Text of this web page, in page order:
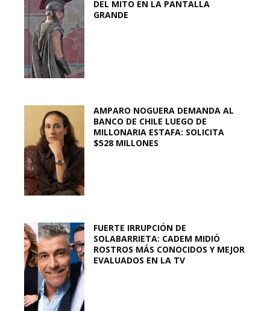
DEL MITO EN LA PANTALLA
GRANDE
AMPARO NOGUERA DEMANDA AL
BANCO DE CHILE LUEGO DE
MILLONARIA ESTAFA: SOLICITA
$528 MILLONES
FUERTE IRRUPCIÓN DE
SOLABARRIETA: CADEM MIDIÓ
ROSTROS MÁS CONOCIDOS Y MEJOR
EVALUADOS EN LA TV